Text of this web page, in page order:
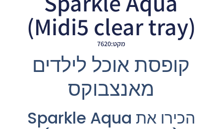
(Midi5 clear tray)
מקט:7620
קופסת אוכל לילדים
מאנצבוקס
הכירו את Sparkle Aqua